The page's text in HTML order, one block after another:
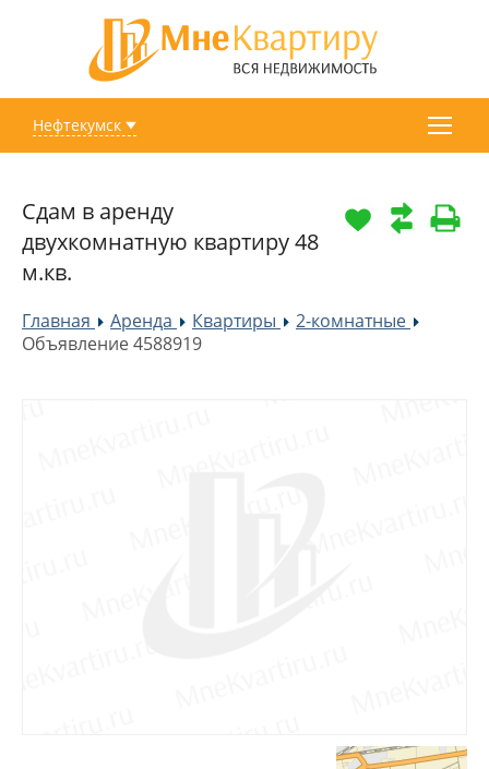
Нефтекумск
Сдам в аренду
двухкомнатную квартиру 48
м.кв.
Главная »
Аренда »Квартиры »
2-комнатные
Объявление 4588919